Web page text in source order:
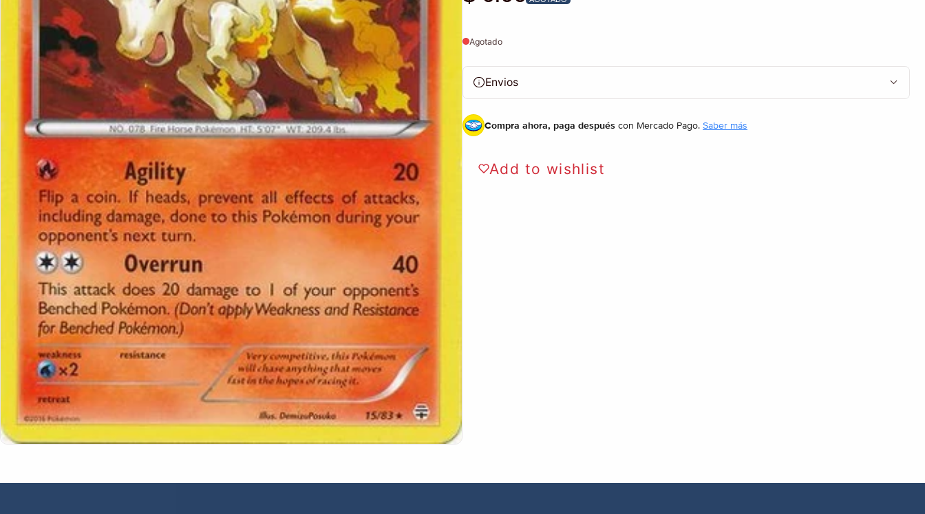
Agotado
Envios
Compra ahora, paga después con Mercado Pago. Saber más
Add to wishlist